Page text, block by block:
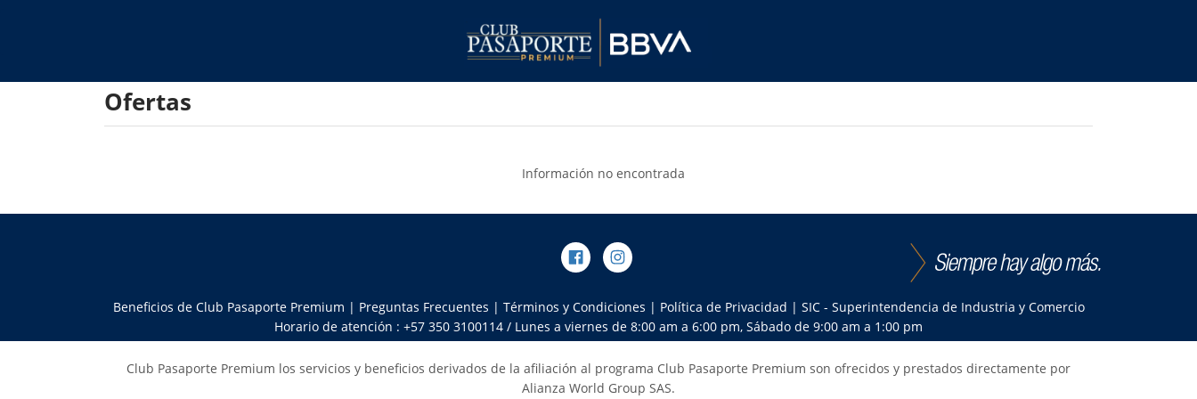
Ofertas
Información no encontrada
Beneficios de Club Pasaporte Premium | Preguntas Frecuentes | Términos y Condiciones | Política de Privacidad | SIC - Superintendencia de Industria y Comercio
Horario de atención : +57 350 3100114 / Lunes a viernes de 8:00 am a 6:00 pm, Sábado de 9:00 am a 1:00 pm
Club Pasaporte Premium los servicios y beneficios derivados de la afiliación al programa Club Pasaporte Premium son ofrecidos y prestados directamente por
Alianza World Group SAS.